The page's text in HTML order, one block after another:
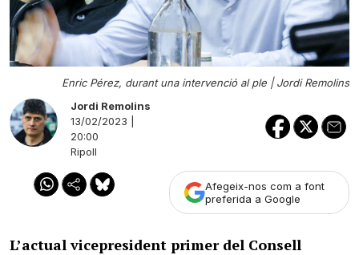
Enric Pérez, durant una intervenció al ple |Jordi Remolins
Jordi Remolins
13/02/2023 |
20:00
Ripoll
Afegeix-nos com a font
preferida a Google
L’actual vicepresident primer del Consell